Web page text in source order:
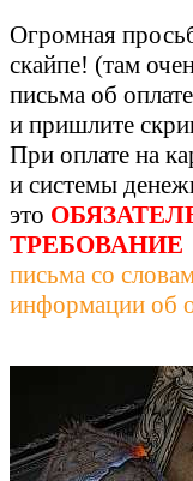
Огромная
скайпе! (там
письма об
и пришлите
При оплате на
и системы
это
ТРЕБОВАНИЕ
письма со
информации об